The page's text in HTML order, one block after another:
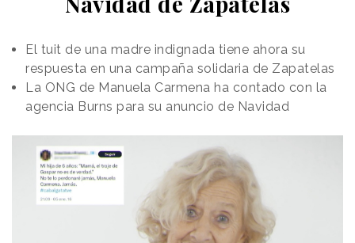
El tuit de una madre indignada tiene ahora su
respuesta en una campaña solidaria de Zapatelas
La ONG de Manuela Carmena ha contado con la
agencia Burns para su anuncio de Navidad